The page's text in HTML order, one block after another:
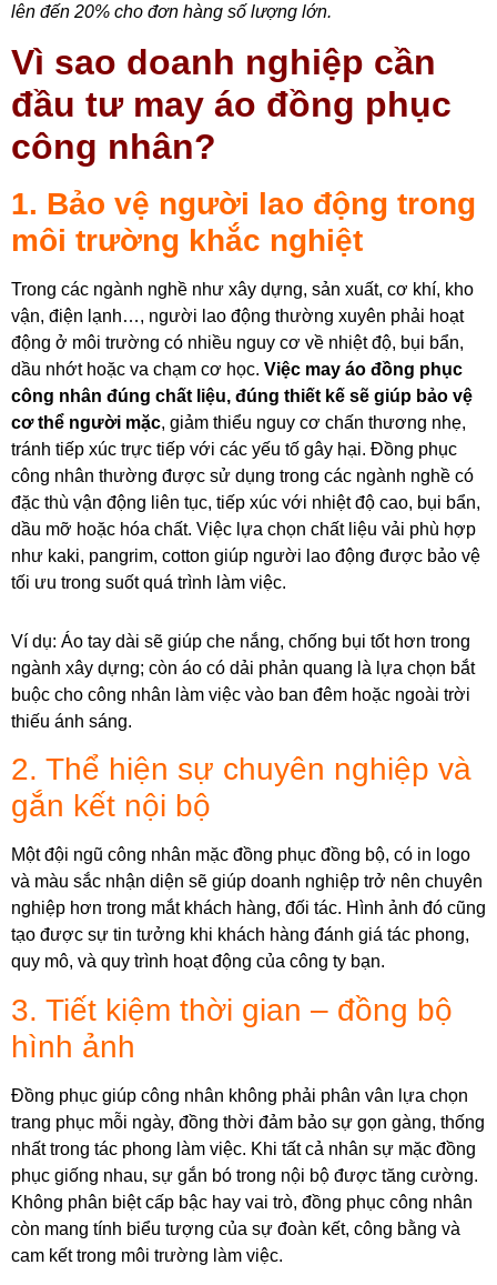
lên đến 20% cho đơn hàng số lượng lớn.
Vì sao doanh nghiệp cần
đầu tư may áo đồng phục
công nhân?
1. Bảo vệ người lao động trong
môi trường khắc nghiệt
Trong các ngành nghề như xây dựng, sản xuất, cơ khí, kho
vận, điện lạnh…, người lao động thường xuyên phải hoạt
động ở môi trường có nhiều nguy cơ về nhiệt độ, bụi bẩn,
dầu nhớt hoặc va chạm cơ học. Việc may áo đồng phục
công nhân đúng chất liệu, đúng thiết kế sẽ giúp bảo vệ
cơ thể người mặc, giảm thiểu nguy cơ chấn thương nhẹ,
tránh tiếp xúc trực tiếp với các yếu tố gây hại. Đồng phục
công nhân thường được sử dụng trong các ngành nghề có
đặc thù vận động liên tục, tiếp xúc với nhiệt độ cao, bụi bẩn,
dầu mỡ hoặc hóa chất. Việc lựa chọn chất liệu vải phù hợp
như kaki, pangrim, cotton giúp người lao động được bảo vệ
tối ưu trong suốt quá trình làm việc.
Ví dụ: Áo tay dài sẽ giúp che nắng, chống bụi tốt hơn trong
ngành xây dựng; còn áo có dải phản quang là lựa chọn bắt
buộc cho công nhân làm việc vào ban đêm hoặc ngoài trời
thiếu ánh sáng.
2. Thể hiện sự chuyên nghiệp và
gắn kết nội bộ
Một đội ngũ công nhân mặc đồng phục đồng bộ, có in logo
và màu sắc nhận diện sẽ giúp doanh nghiệp trở nên chuyên
nghiệp hơn trong mắt khách hàng, đối tác. Hình ảnh đó cũng
tạo được sự tin tưởng khi khách hàng đánh giá tác phong,
quy mô, và quy trình hoạt động của công ty bạn.
3. Tiết kiệm thời gian – đồng bộ
hình ảnh
Đồng phục giúp công nhân không phải phân vân lựa chọn
trang phục mỗi ngày, đồng thời đảm bảo sự gọn gàng, thống
nhất trong tác phong làm việc. Khi tất cả nhân sự mặc đồng
phục giống nhau, sự gắn bó trong nội bộ được tăng cường.
Không phân biệt cấp bậc hay vai trò, đồng phục công nhân
còn mang tính biểu tượng của sự đoàn kết, công bằng và
cam kết trong môi trường làm việc.